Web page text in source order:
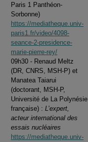
Paris 1 Panthéon-
Sorbonne)
https://mediatheque.univ-
paris1.fr/video/4098-
seance-2-presidence-
marie-pierre-rey/
09h30 - Renaud Meltz
(DR, CNRS, MSH-P) et
Manatea Taiarui
(doctorant, MSH-P,
Université de La Polynésie
française) : L’expert,
acteur international des
essais nucléaires
https://mediatheque.univ-